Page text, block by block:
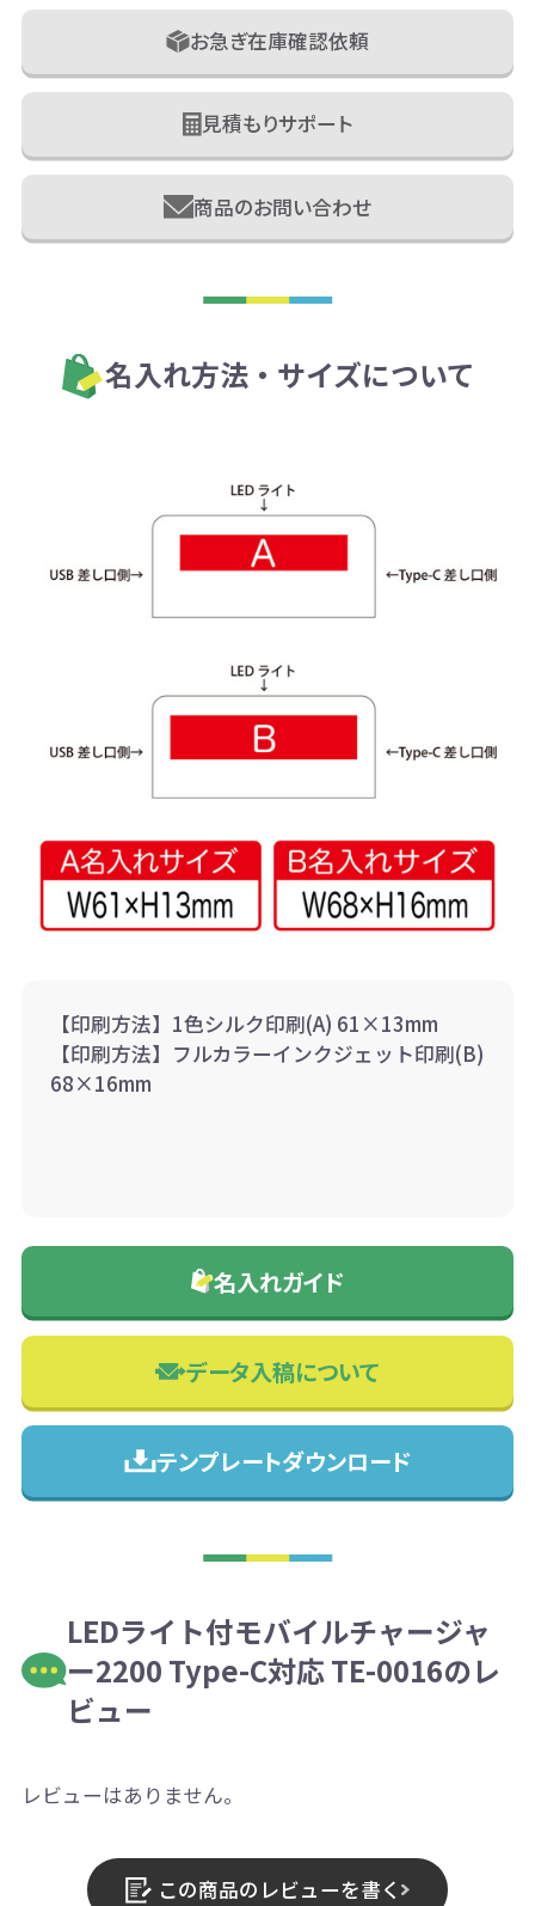
お急ぎ在庫確認依頼
見積もりサポート
商品のお問い合わせ
名入れ方法・サイズについて
【印刷方法】1色シルク印刷(A) 61×13mm
【印刷方法】フルカラーインクジェット印刷(B)
68×16mm
名入れガイド
データ入稿について
テンプレートダウンロード
LEDライト付モバイルチャージャ
ー2200 Type-C対応 TE-0016のレ
ビュー
レビューはありません。
この商品のレビューを書く